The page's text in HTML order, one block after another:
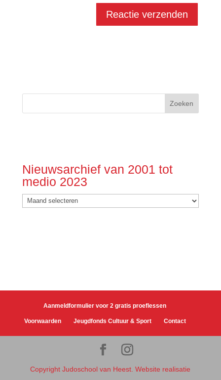
Nieuwsarchief van 2001 tot
medio 2023
Nieuwsarchief
van
Aanmeldformulier voor 2 gratis proeflessen
Voorwaarden Jeugdfonds Cultuur & Sport Contact
Copyright Judoschool van Heest. Website realisatie